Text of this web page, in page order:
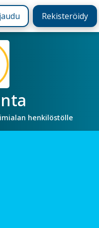
Rekisteröidy
henkilöstölle